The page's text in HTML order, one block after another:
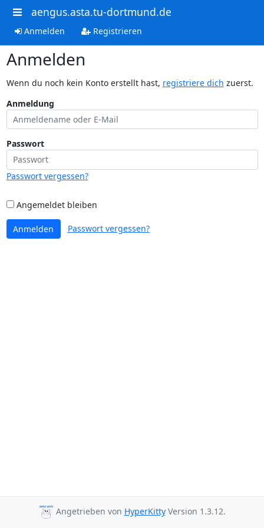
aengus.asta.tu-dortmund.de
Anmelden Registrieren
Anmelden
Wenn du noch kein Konto erstellt hast, registriere dich zuerst.
Anmeldung
Passwort
Passwort vergessen?
Angemeldet bleiben
Anmelden Passwort vergessen?
Angetrieben von HyperKittyVersion 1.3.12.